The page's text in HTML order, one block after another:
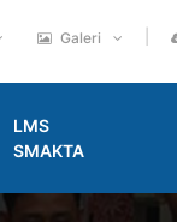
Galeri
LMS
SMAKTA